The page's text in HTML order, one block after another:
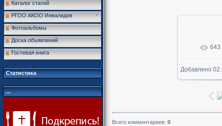
Каталог статей
РГОО АКОО Инвалидов
Фотоальбомы
Доска объявлений
Гостевая книга
Статистика
...
В
643
Добавлено
Всего комментариев: 0